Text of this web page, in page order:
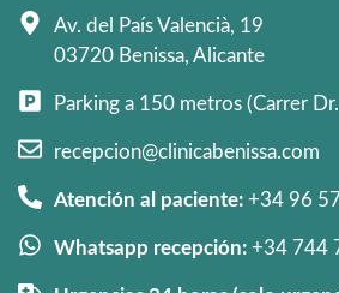
Av. del País Valencià, 19
03720 Benissa, Alicante
Parking a 150 metros (Carrer
recepcion@clinicabenissa.com
Atención al paciente: +34 96
Whatsapp recepción: +34 744